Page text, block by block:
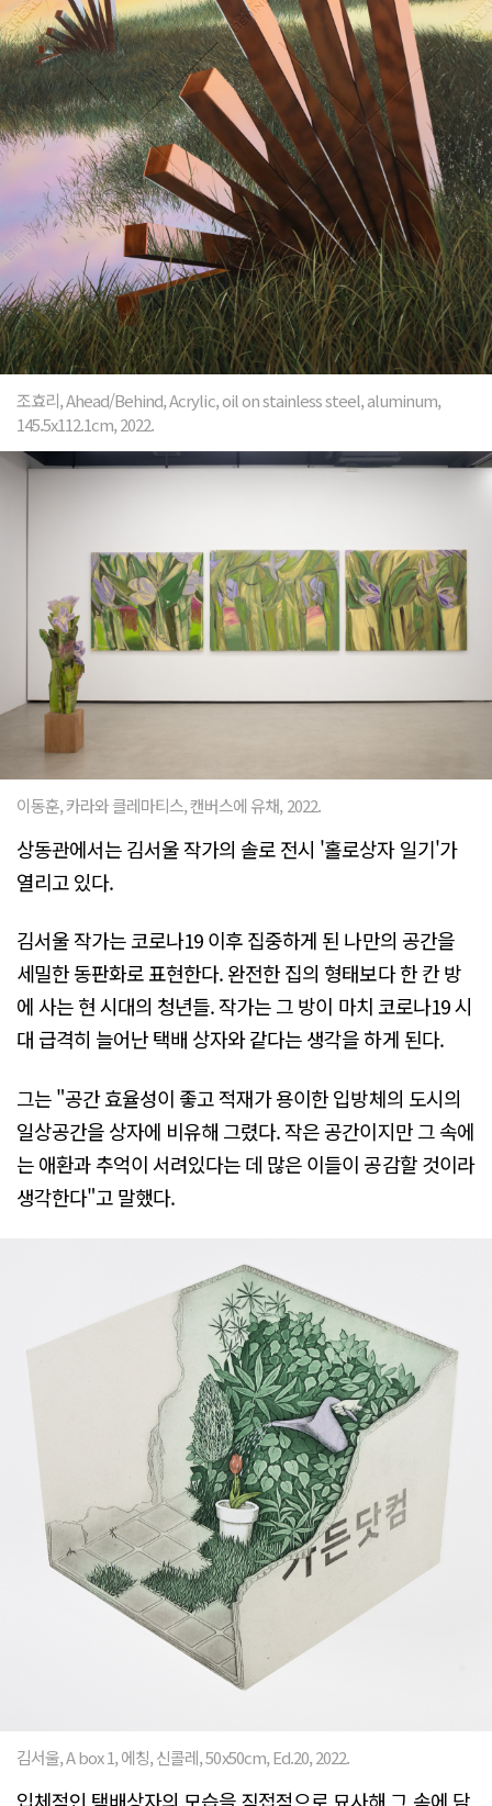
조효리, Ahead/Behind, Acrylic, oil on stainless steel, aluminum,
145.5x112.1cm, 2022.
이동훈, 카라와 클레마티스, 캔버스에 유채, 2022.
상동관에서는 김서울 작가의 솔로 전시 '홀로상자 일기'가
열리고 있다.
김서울 작가는 코로나19 이후 집중하게 된 나만의 공간을
세밀한 동판화로 표현한다. 완전한 집의 형태보다 한 칸 방
에 사는 현 시대의 청년들. 작가는 그 방이 마치 코로나19 시
대 급격히 늘어난 택배 상자와 같다는 생각을 하게 된다.
그는 "공간 효율성이 좋고 적재가 용이한 입방체의 도시의
일상공간을 상자에 비유해 그렸다. 작은 공간이지만 그 속에
는 애환과 추억이 서려있다는 데 많은 이들이 공감할 것이라
생각한다"고 말했다.
김서울, A box 1, 에칭, 신콜레, 50x50cm, Ed.20, 2022.
입체적인 택배상자의 모습을 직접적으로 묘사해 그 속에 담